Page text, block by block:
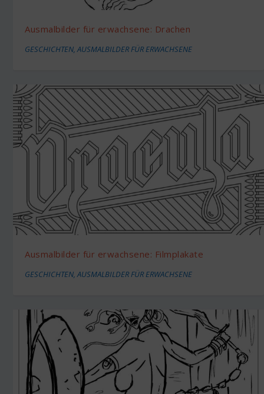
Ausmalbilder für erwachsene: Drachen
GESCHICHTEN,AUSMALBILDER FÜR ERWACHSENE
Ausmalbilder für erwachsene: Filmplakate
GESCHICHTEN,AUSMALBILDER FÜR ERWACHSENE